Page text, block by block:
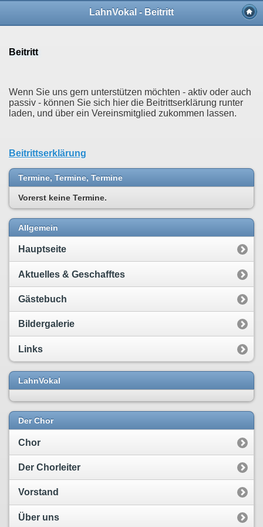
LahnVokal - Beitritt
Beitritt
Wenn Sie uns gern unterstützen möchten - aktiv oder auch
passiv - können Sie sich hier die Beitrittserklärung runter
laden, und über ein Vereinsmitglied zukommen lassen.
Beitrittserklärung
Termine, Termine, Termine
Vorerst keine Termine.
Allgemein
Hauptseite
Aktuelles & Geschafftes
Gästebuch
Bildergalerie
Links
LahnVokal
Der Chor
Chor
Der Chorleiter
Vorstand
Über uns